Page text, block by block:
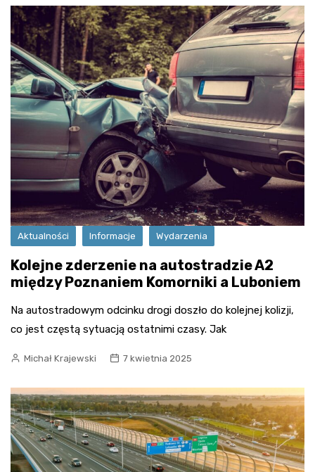
Aktualności Informacje Wydarzenia
Kolejne zderzenie na autostradzie A2
między Poznaniem Komorniki a Luboniem
Na autostradowym odcinku drogi doszło do kolejnej kolizji,
co jest częstą sytuacją ostatnimi czasy. Jak
Michał Krajewski 7 kwietnia 2025